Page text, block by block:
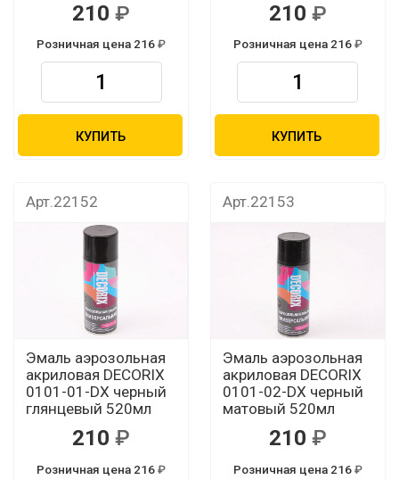
210
Розничная цена 216
КУПИТЬ
210
Розничная цена 216
КУПИТЬ
Арт.22152
Эмаль аэрозольная
акриловая DECORIX
0101-01-DX черный
глянцевый 520мл
210
Розничная цена 216
Арт.22153
Эмаль аэрозольная
акриловая DECORIX
0101-02-DX черный
матовый 520мл
210
Розничная цена 216